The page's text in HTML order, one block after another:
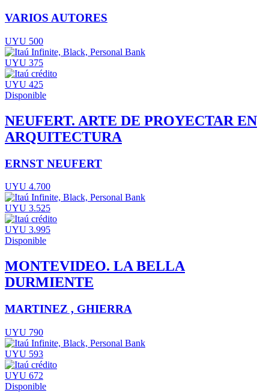
VARIOS AUTORES
UYU 500
UYU 375
UYU 425
Disponible
NEUFERT. ARTE DE PROYECTAR EN
ARQUITECTURA
ERNST NEUFERT
UYU 4.700
UYU 3.525
UYU 3.995
Disponible
MONTEVIDEO. LA BELLA
DURMIENTE
MARTINEZ , GHIERRA
UYU 790
UYU 593
UYU 672
Disponible